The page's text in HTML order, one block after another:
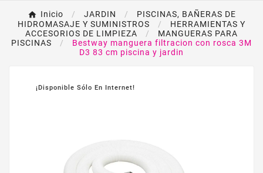
Inicio JARDIN
PISCINAS, BAÑERAS DE
HIDROMASAJE Y SUMINISTROS
HERRAMIENTAS Y
ACCESORIOS DE LIMPIEZA
MANGUERAS PARA
PISCINAS
Bestway manguera filtracion con rosca 3M
D3 83 cm piscina y jardin
¡Disponible Sólo En Internet!